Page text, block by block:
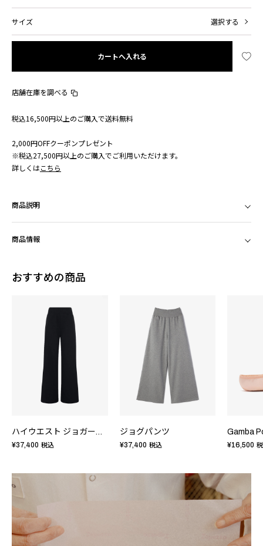
サイズ 選択する
カートへ入れる
店舗在庫を調べる
税込16,500円以上のご購入で送料無料
2,000円OFFクーポンプレゼント
※税込27,500円以上のご購入でご利用いただけます。
詳しくはこちら
商品説明
商品情報
おすすめの商品
ハイウエスト ジョガーパンツ
¥37,400 税込
ジョグパンツ
¥37,400 税込 ¥16,500